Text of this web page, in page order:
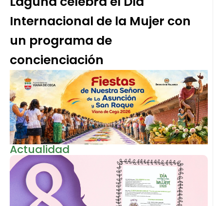
Internacional de la Mujer con
un programa de
concienciación
Actualidad